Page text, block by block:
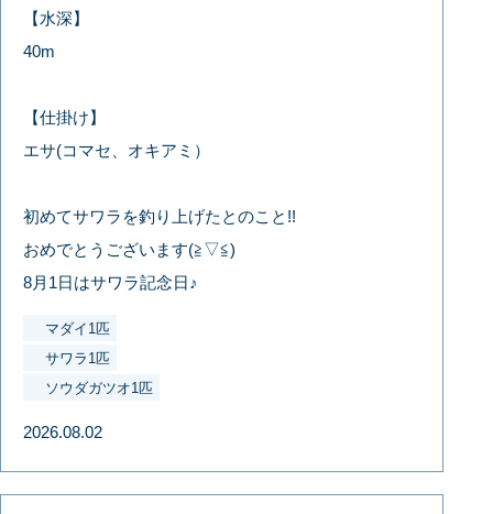
【水深】
40m
【仕掛け】
エサ(コマセ、オキアミ）
初めてサワラを釣り上げたとのこと!!
おめでとうございます(≧▽≦)
8月1日はサワラ記念日♪
マダイ1匹
サワラ1匹
ソウダガツオ1匹
2026.08.02